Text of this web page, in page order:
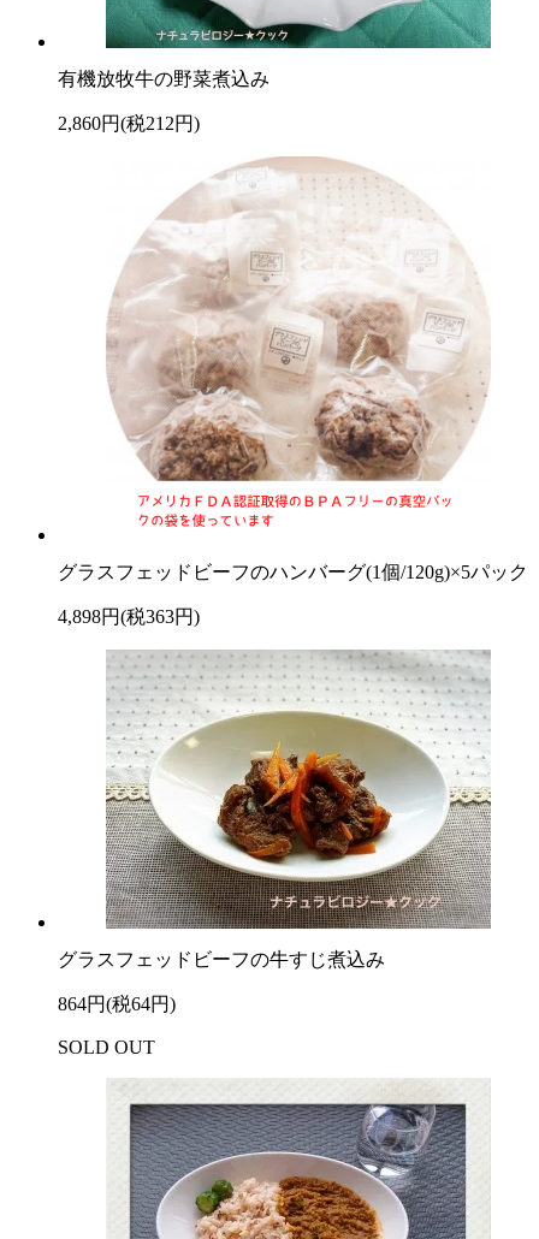
有機放牧牛の野菜煮込み
2,860円(税212円)
グラスフェッドビーフのハンバーグ(1個/120g)×5パック
4,898円(税363円)
グラスフェッドビーフの牛すじ煮込み
864円(税64円)
SOLD OUT